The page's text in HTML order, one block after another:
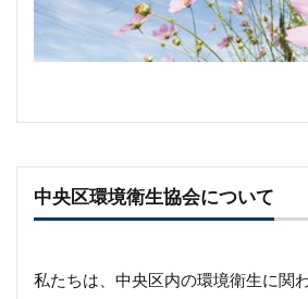
中央区環境衛生協会について
私たちは、中央区内の環境衛生に関